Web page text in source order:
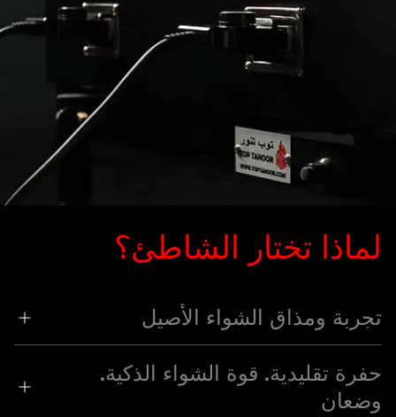
لماذا تختار الشاطئ؟
تجربة ومذاق الشواء الأصيل
أغلق الغرفة. افتحها بجانب ضيوفك وعائلتك للحصول على لحظة
الكشف الكاملة.
حفرة تقليدية. قوة الشواء الذكية.
وضعان